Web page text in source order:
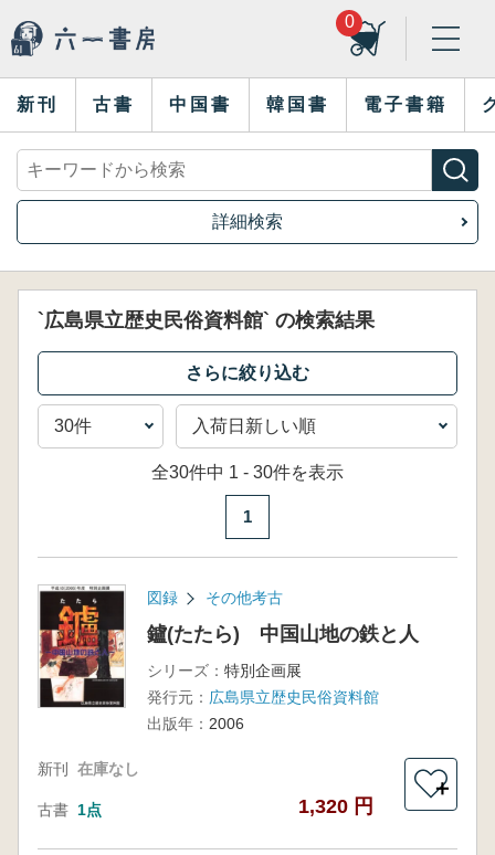
0
新刊 古書 中国書 韓国書 電子書籍
詳細検索
`広島県立歴史民俗資料館` の検索結果
全30件中 1 - 30件を表示
1
図録 その他考古
鑪(たたら) 中国山地の鉄と人
シリーズ： 特別企画展
発行元： 広島県立歴史民俗資料館
出版年： 2006
新刊 在庫なし
古書 1点 1,320 円
＋